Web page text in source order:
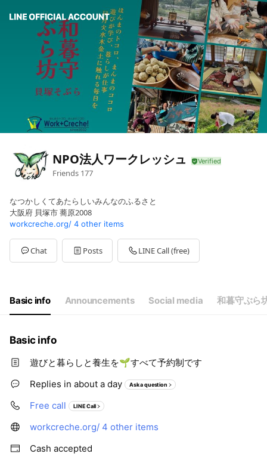
NPO法人ワークレッシュ
Friends 177
なつかしくてあたらしいみんなのふるさと
大阪府 貝塚市 蕎原2008
workcreche.org/ 4 other items
Chat Posts LINE Call (free)
Basic info Announcements Social media 和暮守ぶら
Basic info
遊びと暮らしと養生を🌱すべて予約制です
Replies in about a day
Ask a question
Free call LINE Call
workcreche.org/ 4 other items
Cash accepted